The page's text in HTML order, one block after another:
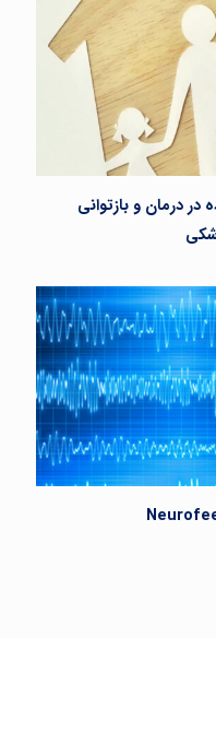
درمان و بازتوانی